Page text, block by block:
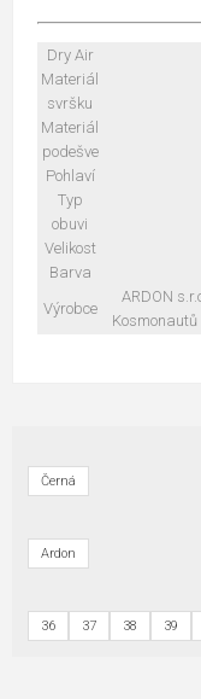
Dry Air
Materiál
svršku
Materiál
podešve
Pohlaví
Typ
obuvi
Velikost
Barva
Výrobce
ARDON
Černá
Ardon
36 37 38 39